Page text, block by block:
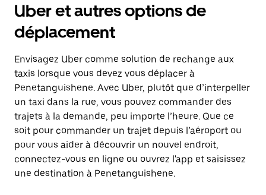
Uber et autres options de
déplacement
Envisagez Uber comme solution de rechange aux
taxis lorsque vous devez vous déplacer à
Penetanguishene. Avec Uber, plutôt que d’interpeller
un taxi dans la rue, vous pouvez commander des
trajets à la demande, peu importe l’heure. Que ce
soit pour commander un trajet depuis l’aéroport ou
pour vous aider à découvrir un nouvel endroit,
connectez-vous en ligne ou ouvrez l'app et saisissez
une destination à Penetanguishene.